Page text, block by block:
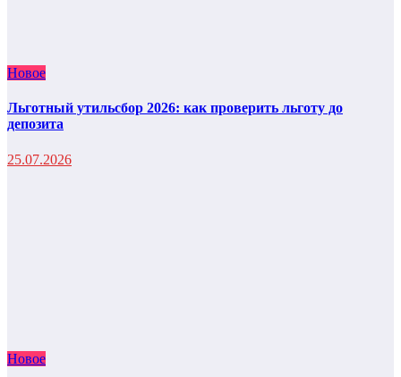
Новое
Льготный утильсбор 2026: как проверить льготу до
депозита
25.07.2026
Новое